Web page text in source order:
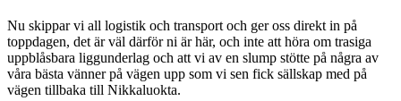
Nu skippar vi all logistik och transport och ger oss direkt in på
toppdagen, det är väl därför ni är här, och inte att höra om trasiga
uppblåsbara liggunderlag och att vi av en slump stötte på några av
våra bästa vänner på vägen upp som vi sen fick sällskap med på
vägen tillbaka till Nikkaluokta.